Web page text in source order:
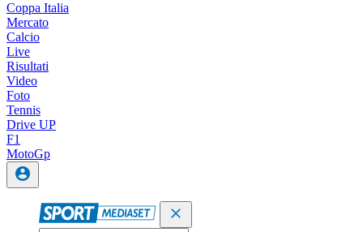
Coppa Italia
Mercato
Calcio
Live
Risultati
Video
Foto
Tennis
Drive UP
F1
MotoGp